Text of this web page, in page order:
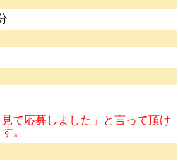
見て応募しました」と言って頂け
。